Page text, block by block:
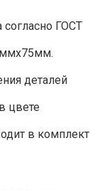
согласно ГОСТ
деталей
цвете
в комплект